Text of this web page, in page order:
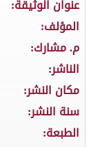
عنوان الوثيقة:
المؤلف:
م. مشارك:
الناشر:
مكان النشر:
سنة النشر:
الطبعة: